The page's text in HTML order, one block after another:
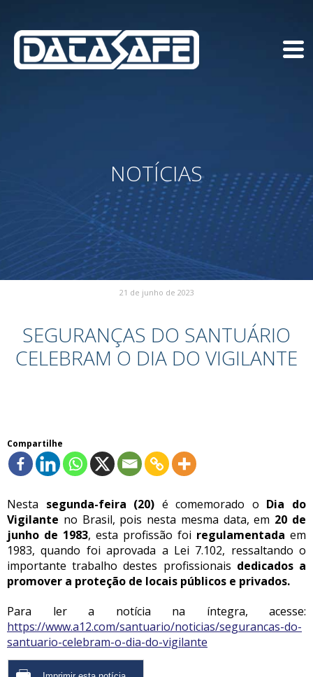
NOTÍCIAS
21 de junho de 2023
SEGURANÇAS DO SANTUÁRIO
CELEBRAM O DIA DO VIGILANTE
Compartilhe
Nesta segunda-feira (20) é comemorado o Dia do
Vigilante no Brasil, pois nesta mesma data, em 20 de
junho de 1983, esta profissão foi regulamentada em
1983, quando foi aprovada a Lei 7.102, ressaltando o
importante trabalho destes profissionais dedicados a
promover a proteção de locais públicos e privados.
Para ler a notícia na íntegra, acesse:
https://www.a12.com/santuario/noticias/segurancas-do-
santuario-celebram-o-dia-do-vigilante